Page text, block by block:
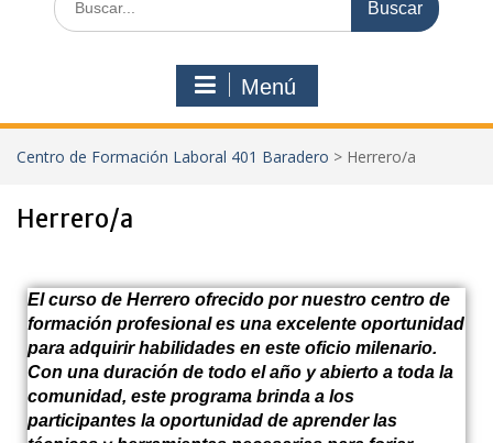
Menú
Centro de Formación Laboral 401 Baradero > Herrero/a
Herrero/a
El curso de Herrero ofrecido por nuestro centro de
formación profesional es una excelente oportunidad
para adquirir habilidades en este oficio milenario.
Con una duración de todo el año y abierto a toda la
comunidad, este programa brinda a los
participantes la oportunidad de aprender las